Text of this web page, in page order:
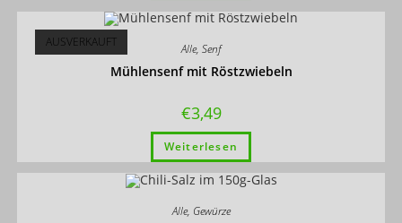
AUSVERKAUFT Alle, Senf
Mühlensenf mit Röstzwiebeln
€3,49
Weiterlesen
Alle, Gewürze